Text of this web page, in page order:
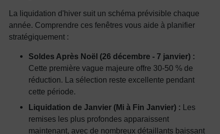
La liquidation d'hiver suit un schéma prévisible chaque
année. Comprendre ces fenêtres vous aide à planifier
stratégiquement :
Soldes Après Noël (26 décembre - 7 janvier) :
Cette première vague majeure offre 30-50 % de
réduction. La sélection reste excellente pendant
cette période.
Liquidation de Janvier (Mi à Fin Janvier) : Les
remises les plus profondes apparaissent
maintenant, avec de nombreux détaillants baissant